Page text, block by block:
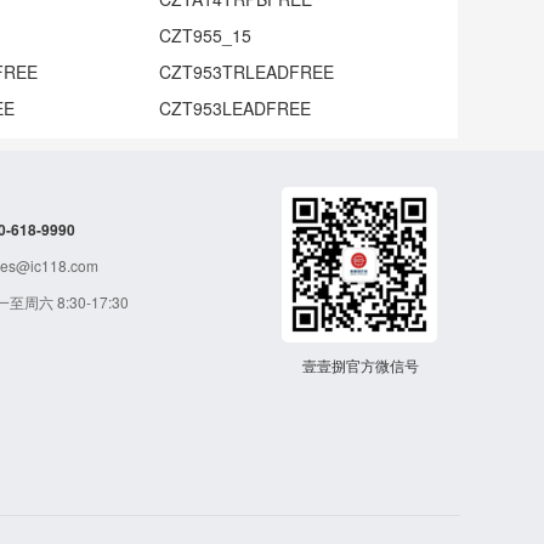
CZT955_15
CZT953TRLEADFREE
CZT953LEADFREE
618-9990
至周六 8:30-17:30
壹壹捌官方微信号